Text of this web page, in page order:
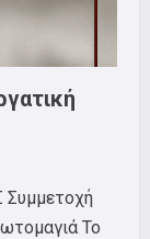
Το